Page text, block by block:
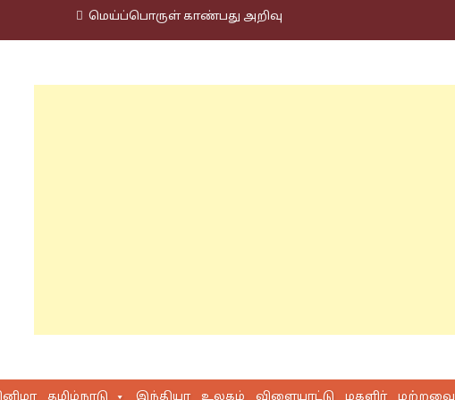
மெய்ப்பொருள் காண்பது அறிவு